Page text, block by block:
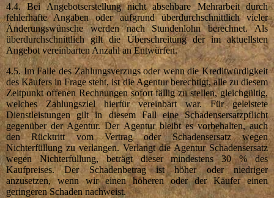
4.4. Bei Angebotserstellung nicht absehbare Mehrarbeit durch
fehlerhafte Angaben oder aufgrund überdurchschnittlich vieler
Änderungswünsche werden nach Stundenlohn berechnet. Als
überdurchschnittlich gilt die Überschreitung der im aktuellsten
Angebot vereinbarten Anzahl an Entwürfen.
4.5. Im Falle des Zahlungsverzugs oder wenn die Kreditwürdigkeit
des Käufers in Frage steht, ist die Agentur berechtigt, alle zu diesem
Zeitpunkt offenen Rechnungen sofort fällig zu stellen, gleichgültig,
welches Zahlungsziel hierfür vereinbart war. Für geleistete
Dienstleistungen gilt in diesem Fall eine Schadensersatzpflicht
gegenüber der Agentur. Der Agentur bleibt es vorbehalten, auch
den Rücktritt vom Vertrag oder Schadensersatz wegen
Nichterfüllung zu verlangen. Verlangt die Agentur Schadensersatz
wegen Nichterfüllung, beträgt dieser mindestens 30 % des
Kaufpreises. Der Schadenbetrag ist höher oder niedriger
anzusetzen, wenn wir einen höheren oder der Käufer einen
geringeren Schaden nachweist.